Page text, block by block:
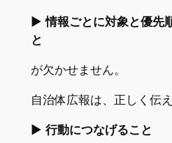
▶︎情報ごとに対象と優先
と
が欠かせません。
自治体広報は、正しく伝
▶︎ 行動につなげること